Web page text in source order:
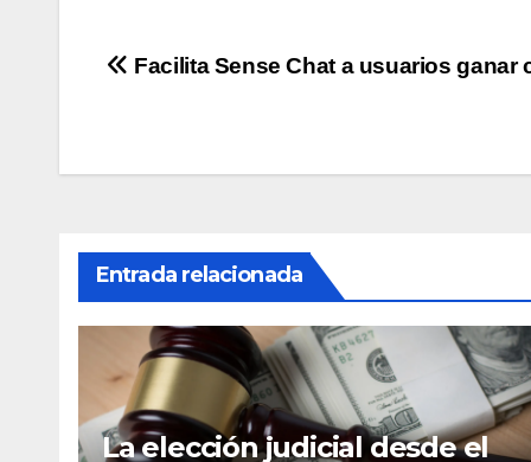
Navegación
entradas
Facilita Sense Chat a usuarios ganar
Entrada relacionada
La elección judicial desde el